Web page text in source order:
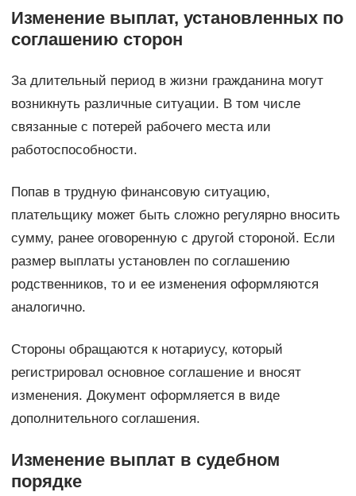
Изменение выплат, установленных по
соглашению сторон
За длительный период в жизни гражданина могут
возникнуть различные ситуации. В том числе
связанные с потерей рабочего места или
работоспособности.
Попав в трудную финансовую ситуацию,
плательщику может быть сложно регулярно вносить
сумму, ранее оговоренную с другой стороной. Если
размер выплаты установлен по соглашению
родственников, то и ее изменения оформляются
аналогично.
Стороны обращаются к нотариусу, который
регистрировал основное соглашение и вносят
изменения. Документ оформляется в виде
дополнительного соглашения.
Изменение выплат в судебном
порядке